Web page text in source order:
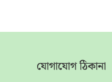
যোগাযোগ ঠিকানা